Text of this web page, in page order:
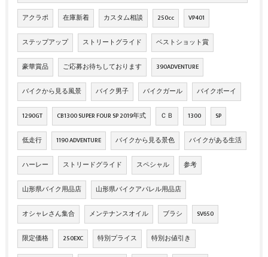
アクラポ 在庫新着 カスタム相談 250cc VP401
ステップアップ ストリートグライド ベストショット賞
豪華賞品 ご応募お待ちしております 390ADVENTURE
バイクから見る風景 バイク男子 バイクガール バイクボーイ
1290GT CB1300 SUPER FOUR SP 2019年式 ＣＢ 1300 SP
低走行 1190 ADVENTURE バイクから見る景色 バイクがある生活
ハーレー ストリードグライド スペシャル 参考
山形県バイク用品店 山形県バイクアパレル用品店
オシャレさん集合 メンテナンスオイル ブラシ SV650
限定価格 250EXC 特別プライス 特別お値引き